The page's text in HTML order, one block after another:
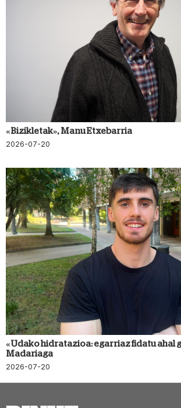
«Bizikletak», Manu Etxebarria
2026-07-20
«Udako hidratazioa: egarriaz fidatu ahal
Madariaga
2026-07-20